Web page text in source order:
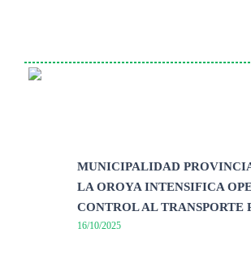
MUNICIPALIDAD
LA OROYA INTENSIFICA
CONTROL AL TRANSPORTE
16/10/2025